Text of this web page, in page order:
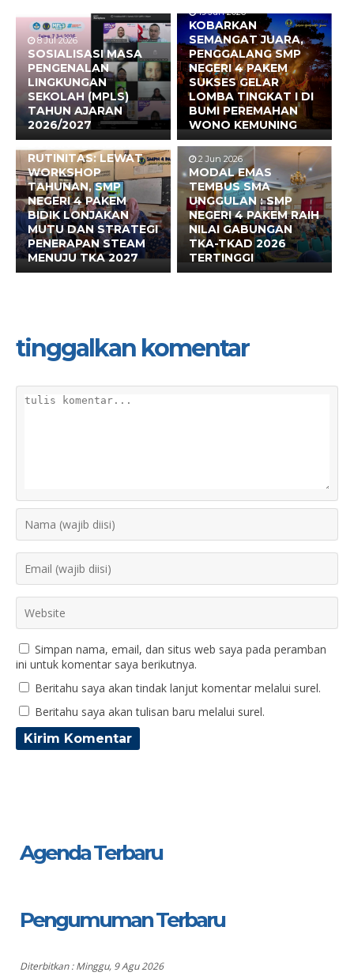
8 Jul 2026
SOSIALISASI MASA
PENGENALAN
LINGKUNGAN
SEKOLAH (MPLS)
TAHUN AJARAN
2026/2027
19 Jun 2026
KOBARKAN
SEMANGAT JUARA,
PENGGALANG SMP
NEGERI 4 PAKEM
SUKSES GELAR
LOMBA TINGKAT I DI
BUMI PEREMAHAN
WONO KEMUNING
17 Jun 2026
BUKAN SEKADAR
RUTINITAS: LEWAT
WORKSHOP
TAHUNAN, SMP
NEGERI 4 PAKEM
BIDIK LONJAKAN
MUTU DAN STRATEGI
PENERAPAN STEAM
MENUJU TKA 2027
2 Jun 2026
MODAL EMAS
TEMBUS SMA
UNGGULAN : SMP
NEGERI 4 PAKEM RAIH
NILAI GABUNGAN
TKA-TKAD 2026
TERTINGGI
tinggalkan komentar
Simpan nama, email, dan situs web saya pada peramban
ini untuk komentar saya berikutnya.
Beritahu saya akan tindak lanjut komentar melalui surel.
Beritahu saya akan tulisan baru melalui surel.
Agenda Terbaru
Pengumuman Terbaru
Diterbitkan :Minggu, 9 Agu 2026